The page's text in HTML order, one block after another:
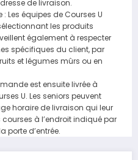
de livraison.
Les équipes de Courses U
les produits
également à respecter
spécifiques du client, par
et légumes mûrs ou en
est ensuite livrée à
U. Les seniors peuvent
horaire de livraison qui leur
courses à l’endroit indiqué par
porte d’entrée.